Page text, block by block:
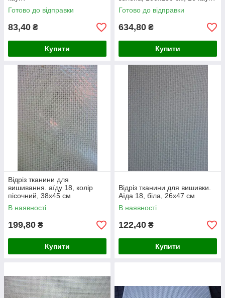
Готово до відправки
83,40 ₴
Купити
Готово до відправки
634,80 ₴
Купити
Відріз тканини для
вишивання. аїду 18, колір
пісочний, 38х45 см
В наявності
199,80 ₴
Купити
Відріз тканини для вишивки.
Аїда 18, біла, 26х47 см
В наявності
122,40 ₴
Купити